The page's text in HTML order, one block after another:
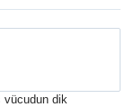
vücudun dik